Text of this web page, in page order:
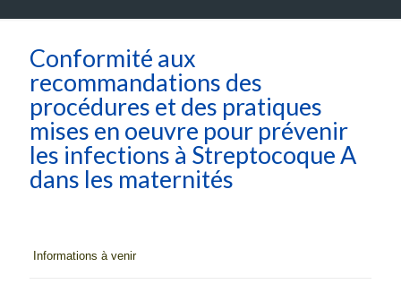
Conformité aux
recommandations des
procédures et des pratiques
mises en oeuvre pour prévenir
les infections à Streptocoque A
dans les maternités
Informations à venir